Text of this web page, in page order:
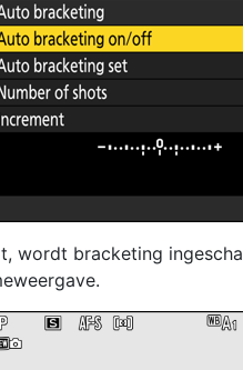
wordt bracketing